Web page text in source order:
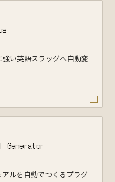
い英語スラッグへ自動変
Generator
ルを自動でつくるプラグ